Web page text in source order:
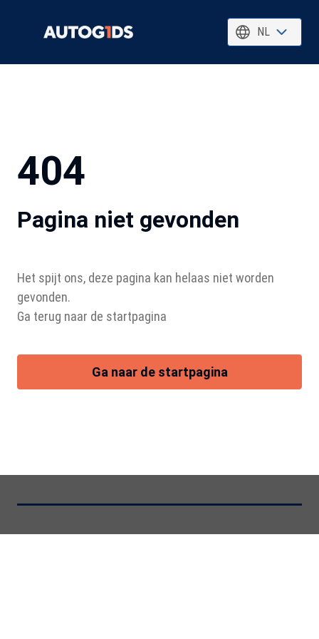
NL
404
Pagina niet gevonden
Het spijt ons, deze pagina kan helaas niet worden
gevonden.
Ga terug naar de startpagina
Ga naar de startpagina